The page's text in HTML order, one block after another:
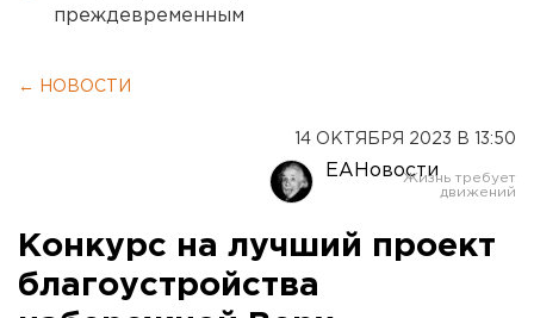
преждевременным
← НОВОСТИ
14 ОКТЯБРЯ 2023 В 13:50
ЕАНовости
Конкурс на лучший проект
благоустройства